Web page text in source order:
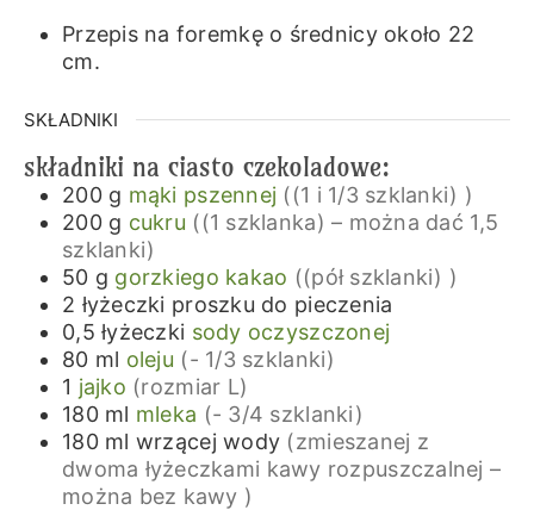
Przepis na foremkę o średnicy około 22
cm.
SKŁADNIKI
składniki na ciasto czekoladowe:
200 g mąki pszennej ((1 i 1/3 szklanki) )
200 g cukru ((1 szklanka) – można dać 1,5
szklanki)
50 g gorzkiego kakao ((pół szklanki) )
2 łyżeczki proszku do pieczenia
0,5 łyżeczki sody oczyszczonej
80 ml oleju (- 1/3 szklanki)
1 jajko (rozmiar L)
180 ml mleka (- 3/4 szklanki)
180 ml wrzącej wody (zmieszanej z
dwoma łyżeczkami kawy rozpuszczalnej –
można bez kawy )